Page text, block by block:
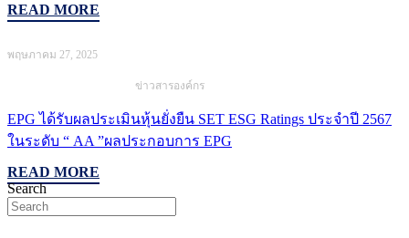
READ MORE
พฤษภาคม 27, 2025
ข่าวสารองค์กร
EPG ได้รับผลประเมินหุ้นยั่งยืน SET ESG Ratings ประจำปี 2567
ในระดับ “ AA ”ผลประกอบการ EPG
READ MORE
Search